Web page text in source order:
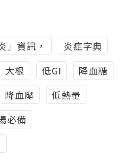
」資訊，
炎症字典
大根 低GI
降血糖
降血壓
低熱量
必備